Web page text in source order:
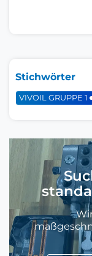
Stichwörter
VIVOIL GRUPPE 1